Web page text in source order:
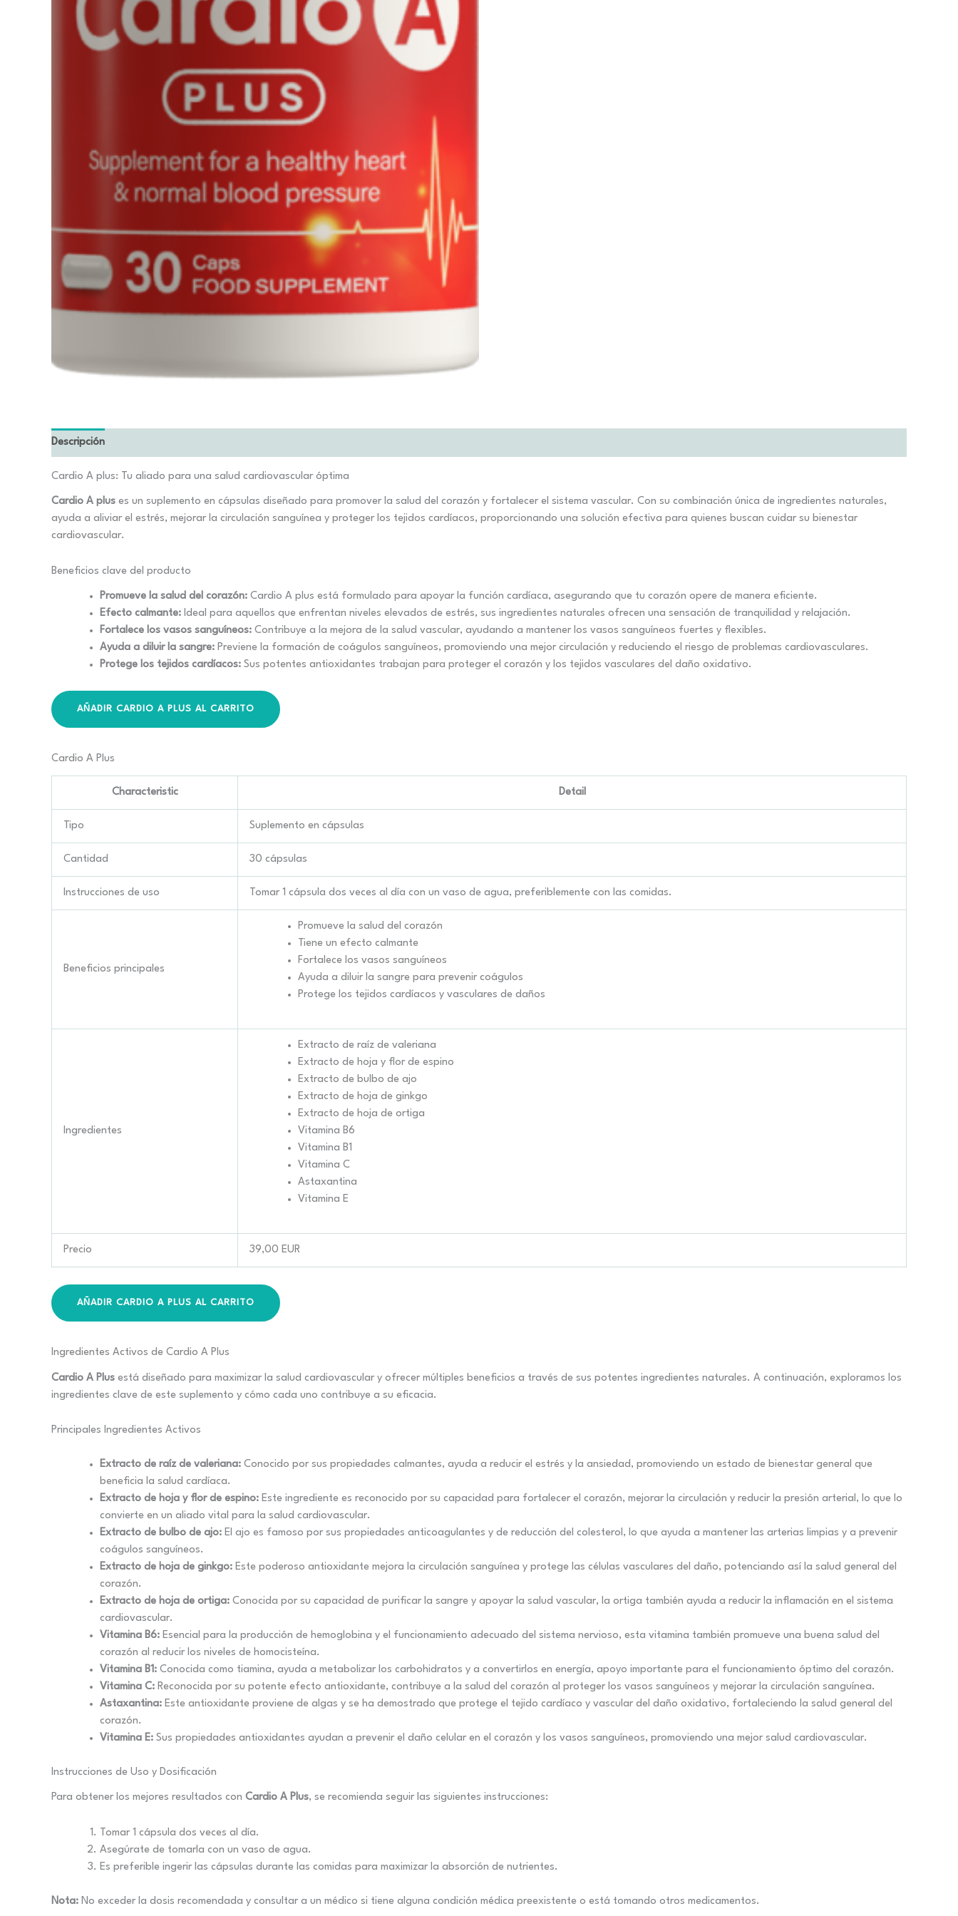
Descripción
Cardio A plus: Tu aliado para una salud cardiovascular óptima
Cardio A plus es un suplemento en cápsulas diseñado para promover la salud del corazón y fortalecer el sistema vascular. Con su combinación única de ingredientes naturales,
ayuda a aliviar el estrés, mejorar la circulación sanguínea y proteger los tejidos cardíacos, proporcionando una solución efectiva para quienes buscan cuidar su bienestar
cardiovascular.
Beneficios clave del producto
Promueve la salud del corazón: Cardio A plus está formulado para apoyar la función cardíaca, asegurando que tu corazón opere de manera eficiente.
Efecto calmante: Ideal para aquellos que enfrentan niveles elevados de estrés, sus ingredientes naturales ofrecen una sensación de tranquilidad y relajación.
Fortalece los vasos sanguíneos: Contribuye a la mejora de la salud vascular, ayudando a mantener los vasos sanguíneos fuertes y flexibles.
Ayuda a diluir la sangre: Previene la formación de coágulos sanguíneos, promoviendo una mejor circulación y reduciendo el riesgo de problemas cardiovasculares.
Protege los tejidos cardíacos: Sus potentes antioxidantes trabajan para proteger el corazón y los tejidos vasculares del daño oxidativo.
AÑADIR CARDIO A PLUS AL CARRITO
Cardio A Plus
Characteristic Detail
Tipo Suplemento en cápsulas
Cantidad 30 cápsulas
Instrucciones de uso Tomar 1 cápsula dos veces al día con un vaso de agua, preferiblemente con las comidas.
Beneficios principales
Promueve la salud del corazón
Tiene un efecto calmante
Fortalece los vasos sanguíneos
Ayuda a diluir la sangre para prevenir coágulos
Protege los tejidos cardíacos y vasculares de daños
Ingredientes
Extracto de raíz de valeriana
Extracto de hoja y flor de espino
Extracto de bulbo de ajo
Extracto de hoja de ginkgo
Extracto de hoja de ortiga
Vitamina B6
Vitamina B1
Vitamina C
Astaxantina
Vitamina E
Precio 39,00 EUR
AÑADIR CARDIO A PLUS AL CARRITO
Ingredientes Activos de Cardio A Plus
Cardio A Plus está diseñado para maximizar la salud cardiovascular y ofrecer múltiples beneficios a través de sus potentes ingredientes naturales. A continuación, exploramos los
ingredientes clave de este suplemento y cómo cada uno contribuye a su eficacia.
Principales Ingredientes Activos
Extracto de raíz de valeriana: Conocido por sus propiedades calmantes, ayuda a reducir el estrés y la ansiedad, promoviendo un estado de bienestar general que
beneficia la salud cardíaca.
Extracto de hoja y flor de espino: Este ingrediente es reconocido por su capacidad para fortalecer el corazón, mejorar la circulación y reducir la presión arterial, lo que lo
convierte en un aliado vital para la salud cardiovascular.
Extracto de bulbo de ajo: El ajo es famoso por sus propiedades anticoagulantes y de reducción del colesterol, lo que ayuda a mantener las arterias limpias y a prevenir
coágulos sanguíneos.
Extracto de hoja de ginkgo: Este poderoso antioxidante mejora la circulación sanguínea y protege las células vasculares del daño, potenciando así la salud general del
corazón.
Extracto de hoja de ortiga: Conocida por su capacidad de purificar la sangre y apoyar la salud vascular, la ortiga también ayuda a reducir la inflamación en el sistema
cardiovascular.
Vitamina B6: Esencial para la producción de hemoglobina y el funcionamiento adecuado del sistema nervioso, esta vitamina también promueve una buena salud del
corazón al reducir los niveles de homocisteína.
Vitamina B1: Conocida como tiamina, ayuda a metabolizar los carbohidratos y a convertirlos en energía, apoyo importante para el funcionamiento óptimo del corazón.
Vitamina C: Reconocida por su potente efecto antioxidante, contribuye a la salud del corazón al proteger los vasos sanguíneos y mejorar la circulación sanguínea.
Astaxantina: Este antioxidante proviene de algas y se ha demostrado que protege el tejido cardíaco y vascular del daño oxidativo, fortaleciendo la salud general del
corazón.
Vitamina E: Sus propiedades antioxidantes ayudan a prevenir el daño celular en el corazón y los vasos sanguíneos, promoviendo una mejor salud cardiovascular.
Instrucciones de Uso y Dosificación
Para obtener los mejores resultados con Cardio A Plus, se recomienda seguir las siguientes instrucciones:
Tomar 1 cápsula dos veces al día.
Asegúrate de tomarla con un vaso de agua.
Es preferible ingerir las cápsulas durante las comidas para maximizar la absorción de nutrientes.
Nota: No exceder la dosis recomendada y consultar a un médico si tiene alguna condición médica preexistente o está tomando otros medicamentos.